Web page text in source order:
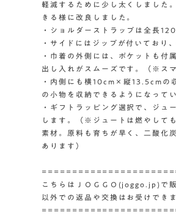
軽減するために少し太くしました
きる様に改良しました。
・ショルダーストラップは全長
・サイドにはジップが付いており
・巾着の外側には、ポケットも付
出し入れがスムーズです。（※ス
・内側にも横10cm×縦13.5cmの
の小物を収納できるようになって
・ギフトラッピング選択で、ジュ
します。（※ジュートは燃やして
素材。原料も育ちが早く、二酸化
あります）
こちらはＪＯＧＧＯ(joggo.jp)で
以外での返品や交換はお受けでき